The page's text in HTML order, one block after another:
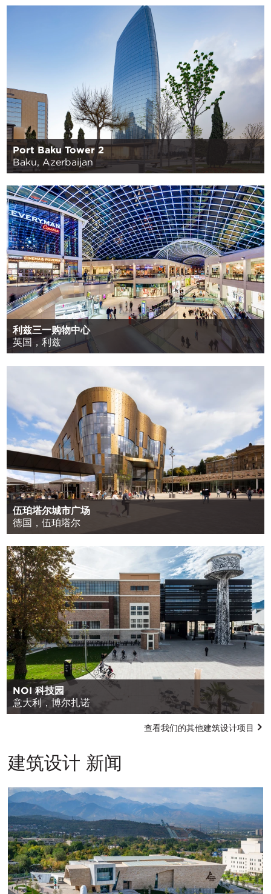
Port Baku Tower 2
Baku, Azerbaijan
利兹三一购物中心
英国，利兹
伍珀塔尔城市广场
德国，伍珀塔尔
NOI 科技园
意大利，博尔扎诺
查看我们的其他建筑设计项目
建筑设计 新闻